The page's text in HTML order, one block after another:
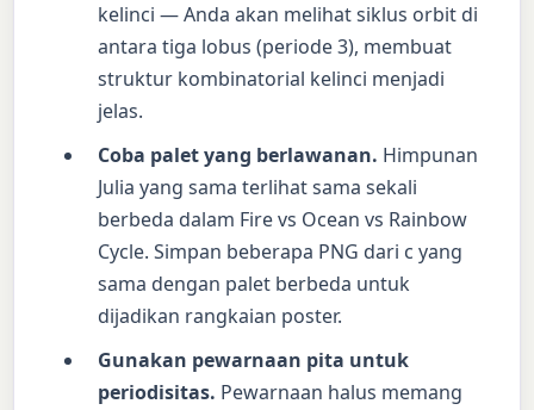
kelinci — Anda akan melihat siklus orbit di
antara tiga lobus (periode 3), membuat
struktur kombinatorial kelinci menjadi
jelas.
Coba palet yang berlawanan. Himpunan
Julia yang sama terlihat sama sekali
berbeda dalam Fire vs Ocean vs Rainbow
Cycle. Simpan beberapa PNG dari c yang
sama dengan palet berbeda untuk
dijadikan rangkaian poster.
Gunakan pewarnaan pita untuk
periodisitas. Pewarnaan halus memang